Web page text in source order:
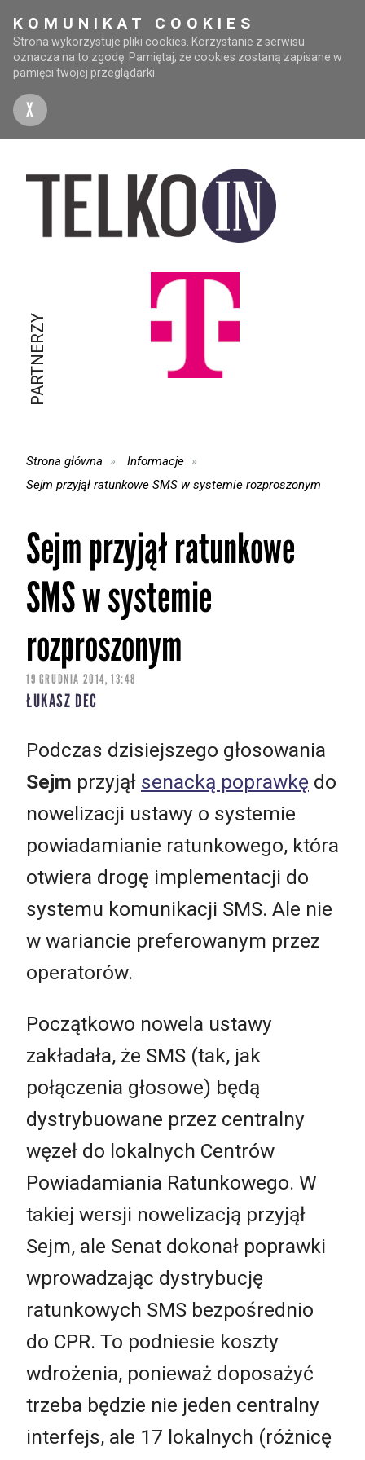
KOMUNIKAT COOKIES
Strona wykorzystuje pliki cookies. Korzystanie z serwisu
oznacza na to zgodę. Pamiętaj, że cookies zostaną zapisane w
pamięci twojej przeglądarki.
X
PARTNERZY
Strona główna
Informacje
Sejm przyjął ratunkowe SMS w systemie rozproszonym
Sejm przyjął ratunkowe
SMS w systemie
rozproszonym
19 GRUDNIA 2014, 13:48
ŁUKASZ DEC
Podczas dzisiejszego głosowania
Sejm przyjął senacką poprawkę do
nowelizacji ustawy o systemie
powiadamianie ratunkowego, która
otwiera drogę implementacji do
systemu komunikacji SMS. Ale nie
w wariancie preferowanym przez
operatorów.
Początkowo nowela ustawy
zakładała, że SMS (tak, jak
połączenia głosowe) będą
dystrybuowane przez centralny
węzeł do lokalnych Centrów
Powiadamiania Ratunkowego. W
takiej wersji nowelizacją przyjął
Sejm, ale Senat dokonał poprawki
wprowadzając dystrybucję
ratunkowych SMS bezpośrednio
do CPR. To podniesie koszty
wdrożenia, ponieważ doposażyć
trzeba będzie nie jeden centralny
interfejs, ale 17 lokalnych (różnicę